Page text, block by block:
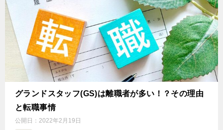
グランドスタッフ(GS)は離職者が多い！？その理由
と転職事情
公開日： 2022年2月19日